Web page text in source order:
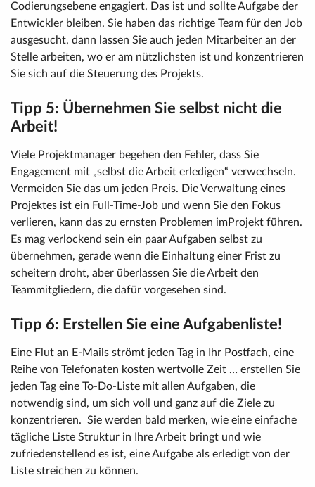
Codierungsebene engagiert. Das ist und sollte Aufgabe der
Entwickler bleiben. Sie haben das richtige Team für den Job
ausgesucht, dann lassen Sie auch jeden Mitarbeiter an der
Stelle arbeiten, wo er am nützlichsten ist und konzentrieren
Sie sich auf die Steuerung des Projekts.
Tipp 5: Übernehmen Sie selbst nicht die
Arbeit!
Viele Projektmanager begehen den Fehler, dass Sie
Engagement mit „selbst die Arbeit erledigen“ verwechseln.
Vermeiden Sie das um jeden Preis. Die Verwaltung eines
Projektes ist ein Full-Time-Job und wenn Sie den Fokus
verlieren, kann das zu ernsten Problemen imProjekt führen.
Es mag verlockend sein ein paar Aufgaben selbst zu
übernehmen, gerade wenn die Einhaltung einer Frist zu
scheitern droht, aber überlassen Sie die Arbeit den
Teammitgliedern, die dafür vorgesehen sind.
Tipp 6: Erstellen Sie eine Aufgabenliste!
Eine Flut an E-Mails strömt jeden Tag in Ihr Postfach, eine
Reihe von Telefonaten kosten wertvolle Zeit … erstellen Sie
jeden Tag eine To-Do-Liste mit allen Aufgaben, die
notwendig sind, um sich voll und ganz auf die Ziele zu
konzentrieren. Sie werden bald merken, wie eine einfache
tägliche Liste Struktur in Ihre Arbeit bringt und wie
zufriedenstellend es ist, eine Aufgabe als erledigt von der
Liste streichen zu können.